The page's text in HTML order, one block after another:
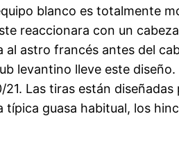
blanco es totalmente
reaccionara con un
astro francés antes del
levantino lleve este
Las tiras están
guasa habitual, los